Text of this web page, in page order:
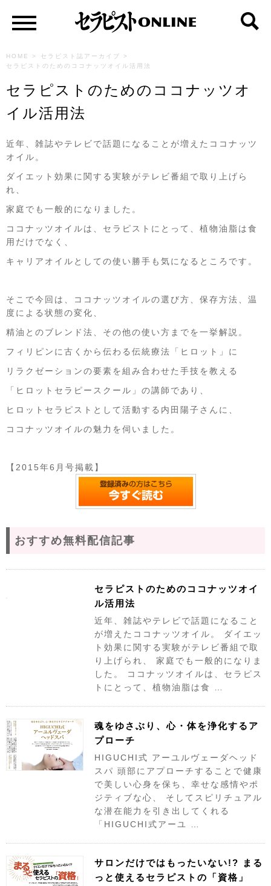
HOME > セラピスト誌アーカイブ
>
セラピストのためのココナッツオイル活用法
セラピストのためのココナッツオ
イル活用法
近年、雑誌やテレビで話題になることが増えたココナッツ
オイル。
ダイエット効果に関する実験がテレビ番組で取り上げら
れ、
家庭でも一般的になりました。
ココナッツオイルは、セラピストにとって、植物油脂は食
用だけでなく、
キャリアオイルとしての使い勝手も気になるところです。
そこで今回は、ココナッツオイルの選び方、保存方法、温
度による状態の変化、
精油とのブレンド法、その他の使い方までを一挙解説。
フィリピンに古くから伝わる伝統療法「ヒロット」に
リラクゼーションの要素を組み合わせた手技を教える
「ヒロットセラピースクール」の講師であり、
ヒロットセラピストとして活動する内田陽子さんに、
ココナッツオイルの魅力を伺いました。
【2015年6月号掲載】
おすすめ無料配信記事
セラピストのためのココナッツオイ
ル活用法
近年、雑誌やテレビで話題になること
が増えたココナッツオイル。 ダイエッ
ト効果に関する実験がテレビ番組で取
り上げられ、 家庭でも一般的になりま
した。 ココナッツオイルは、セラピス
トにとって、植物油脂は食 …
魂をゆさぶり、心・体を浄化するア
プローチ
HIGUCHI式 アーユルヴェーダヘッド
スパ 頭部にアプローチすることで健康
で美しい心身を保ち、幸せな感情やポ
ジティブな心、 そしてスピリチュアル
な潜在能力を引き出してくれる
「HIGUCHI式アーユ …
サロンだけではもったいない!? まる
っと使えるセラピストの「資格」